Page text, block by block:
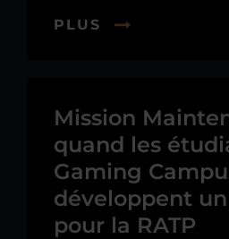
PLUS
Mission
quand les
Gaming
développent
pour la RATP